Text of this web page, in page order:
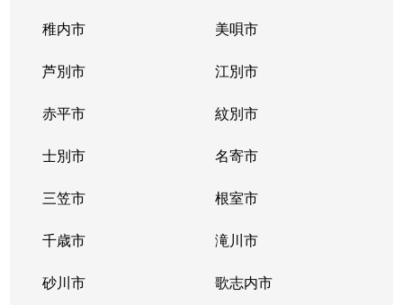
大谷地西
1,500万円
大谷地
大谷地東
3,100万円
大谷地
大谷地東
1,700万円
大谷地
大谷地東
1,700万円
大谷地
大谷地東
2,600万円
大谷地
大谷地東
2,300万円
大谷地
大谷地東
2,700万円
大谷地
稚内市 美唄市
芦別市 江別市
赤平市 紋別市
士別市 名寄市
三笠市 根室市
千歳市 滝川市
砂川市 歌志内市